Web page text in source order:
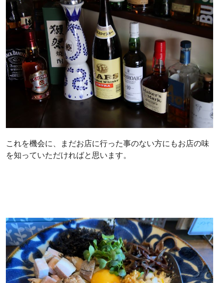
これを機会に、まだお店に行った事のない方にもお店の味
を知っていただければと思います。